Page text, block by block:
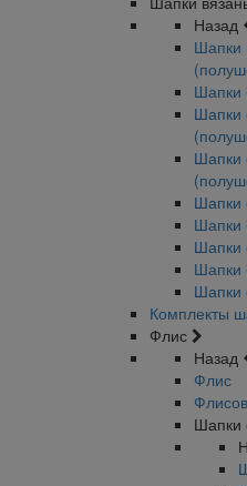
Назад
Шапки
Шапки
Шапки
Шапки
Шапки
Шапки
Шапки
Шапки
Шапки
Комплекты
Флис
Назад
Флис
Шапки